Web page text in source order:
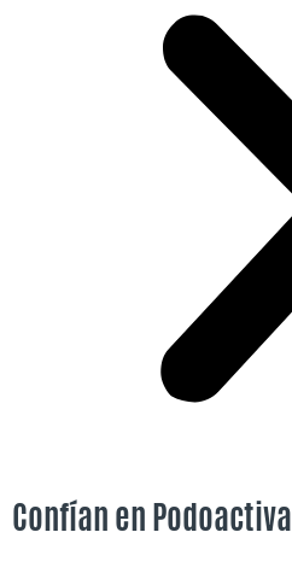
Confían enPodoactiva